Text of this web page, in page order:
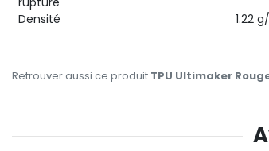
Densité 1.22
Retrouver aussi ce produit TPU Ultimaker